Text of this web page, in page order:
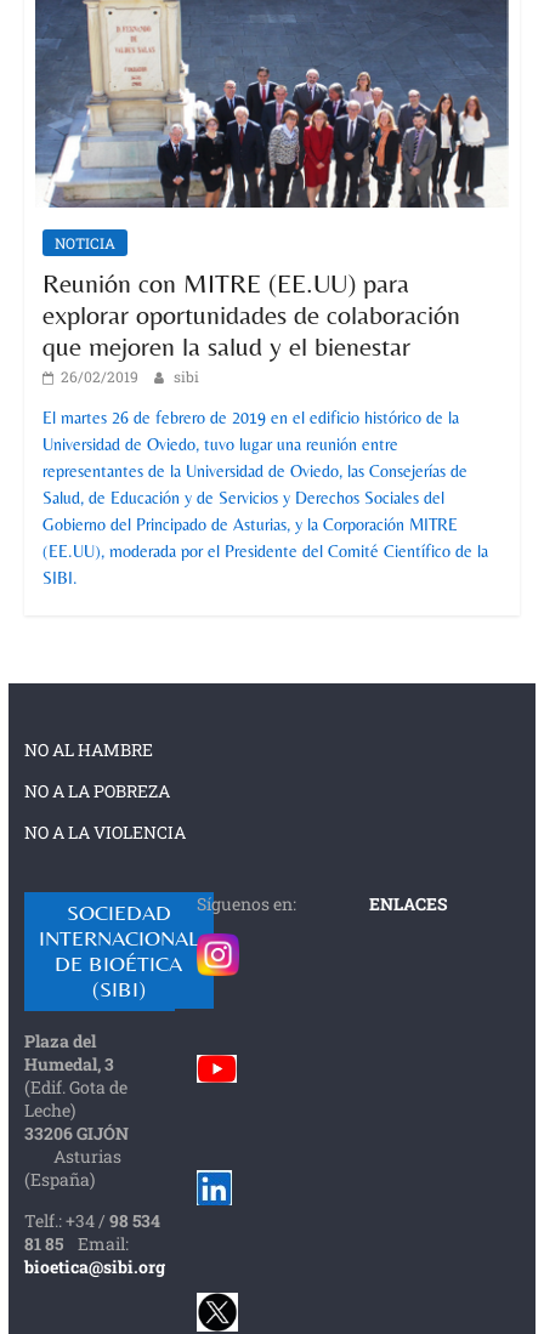
NOTICIA
Reunión con MITRE (EE.UU) para
explorar oportunidades de colaboración
que mejoren la salud y el bienestar
26/02/2019 sibi
El martes 26 de febrero de 2019 en el edificio histórico de la
Universidad de Oviedo, tuvo lugar una reunión entre
representantes de la Universidad de Oviedo, las Consejerías de
Salud, de Educación y de Servicios y Derechos Sociales del
Gobierno del Principado de Asturias, y la Corporación MITRE
(EE.UU), moderada por el Presidente del Comité Científico de la
SIBI.
NO AL HAMBRE
NO A LA POBREZA
NO A LA VIOLENCIA
SOCIEDAD
INTERNACIONAL
DE BIOÉTICA
(SIBI)
Plaza del
Humedal, 3
(Edif. Gota de
Leche)
33206 GIJÓN
Asturias
(España)
Telf.: +34 / 98 534
81 85
Email:
bioetica@sibi.org
Síguenos en: ENLACES